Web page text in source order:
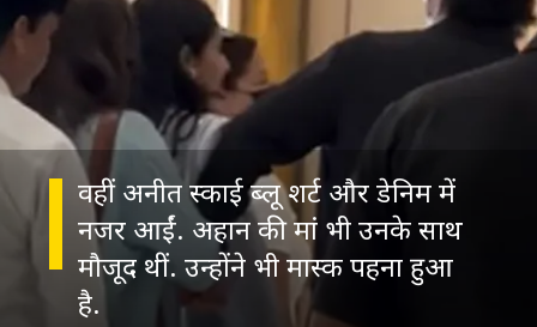
वहीं अनीत स्काई ब्लू शर्ट और डेनिम में
नजर आईं. अहान की मां भी उनके साथ
मौजूद थीं. उन्होंने भी मास्क पहना हुआ